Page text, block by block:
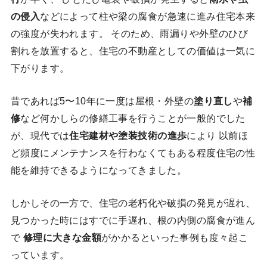
の侵入 などによって柱や梁の腐食が急速に進み住宅本来
の強度が失われます。 そのため、雨漏りや外壁のひび
割れを放置すると、住宅の不動産としての価値は一気に
下がります。
昔であれば5〜10年に一度は屋根・外壁の塗り直しや補
修など何かしらの修繕工事を行うことが一般的でした
が、現代では住宅建材や塗装技術の進歩により 以前ほ
ど頻度にメンテナンスを行わなくてもある程度住宅の性
能を維持できるようになってきました。
しかしその一方で、住宅の老朽化や破損の発見が遅れ、
見つかった時にはすでに手遅れ、根の内側の腐食が進ん
で 修理に大きな金額がかかるといった事例も度々起こ
っています。